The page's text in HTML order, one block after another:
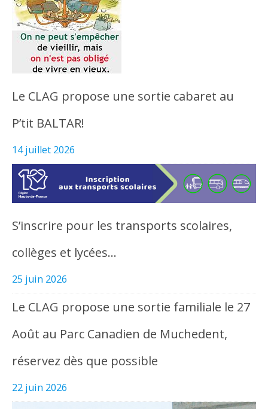
Le CLAG propose une sortie cabaret au
P’tit BALTAR!
14 juillet 2026
S’inscrire pour les transports scolaires,
collèges et lycées…
25 juin 2026
Le CLAG propose une sortie familiale le 27
Août au Parc Canadien de Muchedent,
réservez dès que possible
22 juin 2026